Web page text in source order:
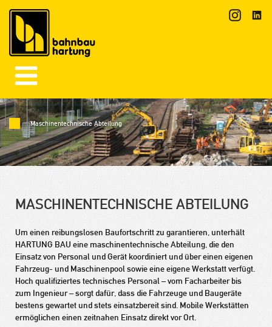
Maschinentechnische Abteilung
MASCHINENTECHNISCHE ABTEILUNG
Um einen reibungslosen Baufortschritt zu garantieren, unterhält
HARTUNG BAU eine maschinentechnische Abteilung, die den
Einsatz von Personal und Gerät koordiniert und über einen eigenen
Fahrzeug- und Maschinenpool sowie eine eigene Werkstatt verfügt.
Hoch qualifiziertes technisches Personal – vom Facharbeiter bis
zum Ingenieur – sorgt dafür, dass die Fahrzeuge und Baugeräte
bestens gewartet und stets einsatzbereit sind. Mobile Werkstätten
ermöglichen einen zeitnahen Einsatz direkt vor Ort.